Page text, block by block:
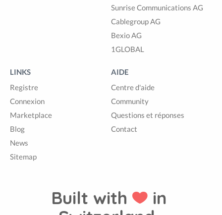
Sunrise Communications AG
Cablegroup AG
Bexio AG
1GLOBAL
LINKS
Registre
Connexion
Marketplace
Blog
News
Sitemap
AIDE
Centre d'aide
Community
Questions et réponses
Contact
Built with
in